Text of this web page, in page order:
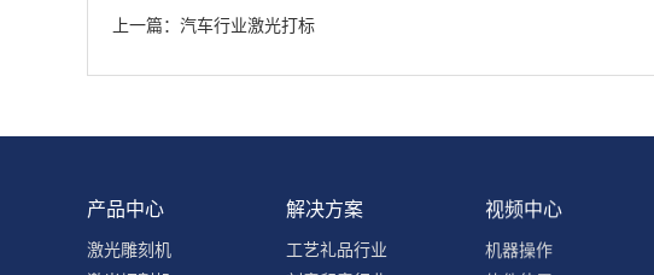
上一篇：汽车行业激光打标
产品中心
激光雕刻机
解决方案
工艺礼品行业
视频中心
机器操作